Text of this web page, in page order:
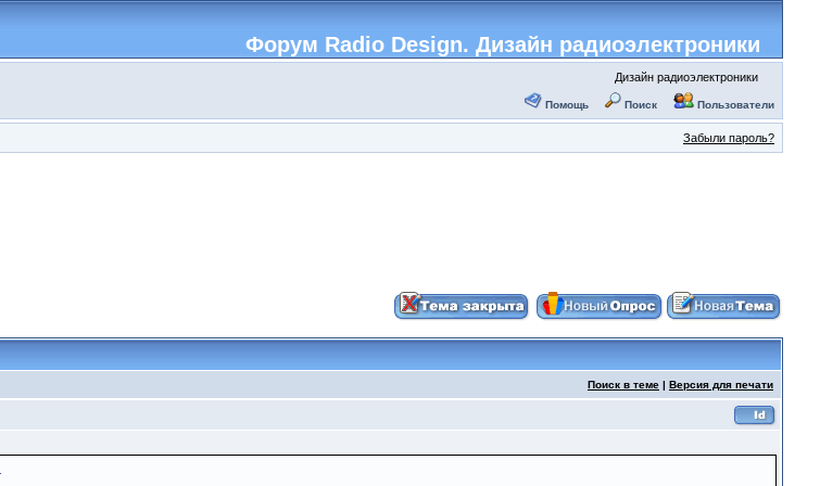
Форум Radio Design. Дизайн радиоэлектроники
Дизайн радиоэлектроники
Помощь Поиск Пользователи
Забыли пароль?
Поиск в теме | Версия для печати